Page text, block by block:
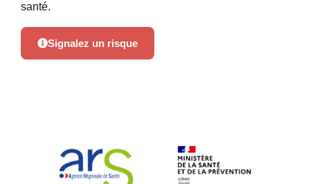
santé.
Signalez un risque